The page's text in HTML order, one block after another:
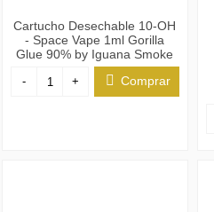
Cartucho Desechable 10-OH
- Space Vape 1ml Gorilla
Glue 90% by Iguana Smoke
- + Comprar